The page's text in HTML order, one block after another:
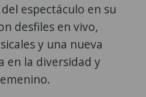
espectáculo en su
desfiles en vivo,
y una nueva
en la diversidad y